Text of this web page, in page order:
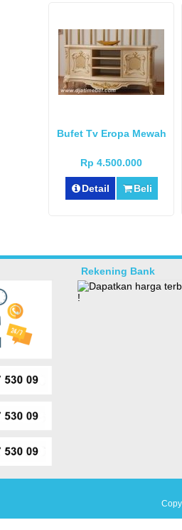
Bufet Tv Eropa Mewah
Rp 4.500.000
Detail Beli
Rekening Bank